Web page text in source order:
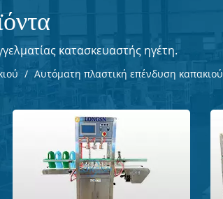
κατασκευαστής ηγέτη.
/ Αυτόματη πλαστική επένδυση καπακιού
>